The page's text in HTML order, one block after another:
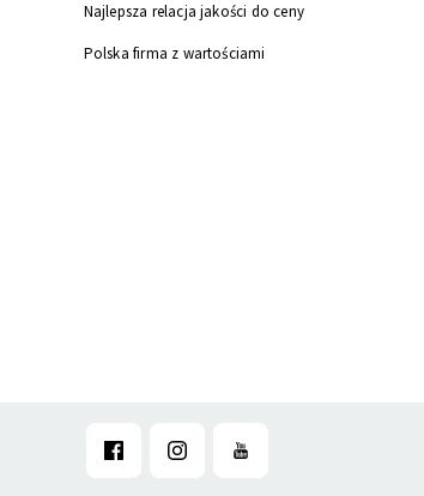
Najlepsza relacja jakości do ceny
Polska firma z wartościami